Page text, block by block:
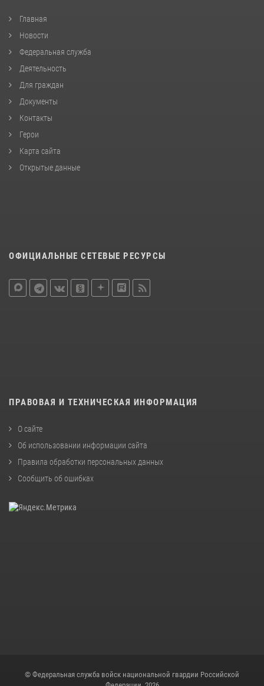
Главная
Новости
Федеральная служба
Деятельность
Для граждан
Документы
Контакты
Герои
Карта сайта
Открытые данные
ОФИЦИАЛЬНЫЕ СЕТЕВЫЕ РЕСУРСЫ
ПРАВОВАЯ И ТЕХНИЧЕСКАЯ ИНФОРМАЦИЯ
О сайте
Об использовании информации сайта
Правила обработки персональных данных
Сообщить об ошибках
© Федеральная служба войск национальной гвардии Российской